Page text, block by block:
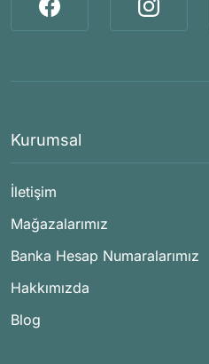
Kurumsal
İletişim
Mağazalarımız
Banka Hesap Numaralarımız
Hakkımızda
Blog